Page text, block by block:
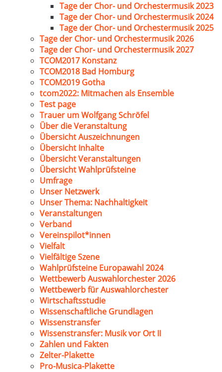
Tage der Chor- und Orchestermusik 2023
Tage der Chor- und Orchestermusik 2024
Tage der Chor- und Orchestermusik 2025
Tage der Chor- und Orchestermusik 2026
Tage der Chor- und Orchestermusik 2027
TCOM2017 Konstanz
TCOM2018 Bad Homburg
TCOM2019 Gotha
tcom2022: Mitmachen als Ensemble
Test page
Trauer um Wolfgang Schröfel
Über die Veranstaltung
Übersicht Auszeichnungen
Übersicht Inhalte
Übersicht Veranstaltungen
Übersicht Wahlprüfsteine
Umfrage
Unser Netzwerk
Unser Thema: Nachhaltigkeit
Veranstaltungen
Verband
Vereinspilot*innen
Vielfalt
Vielfältige Szene
Wahlprüfsteine Europawahl 2024
Wettbewerb Auswahlorchester 2026
Wettbewerb für Auswahlorchester
Wirtschaftsstudie
Wissenschaftliche Grundlagen
Wissenstransfer
Wissenstransfer: Musik vor Ort II
Zahlen und Fakten
Zelter-Plakette
Pro-Musica-Plakette